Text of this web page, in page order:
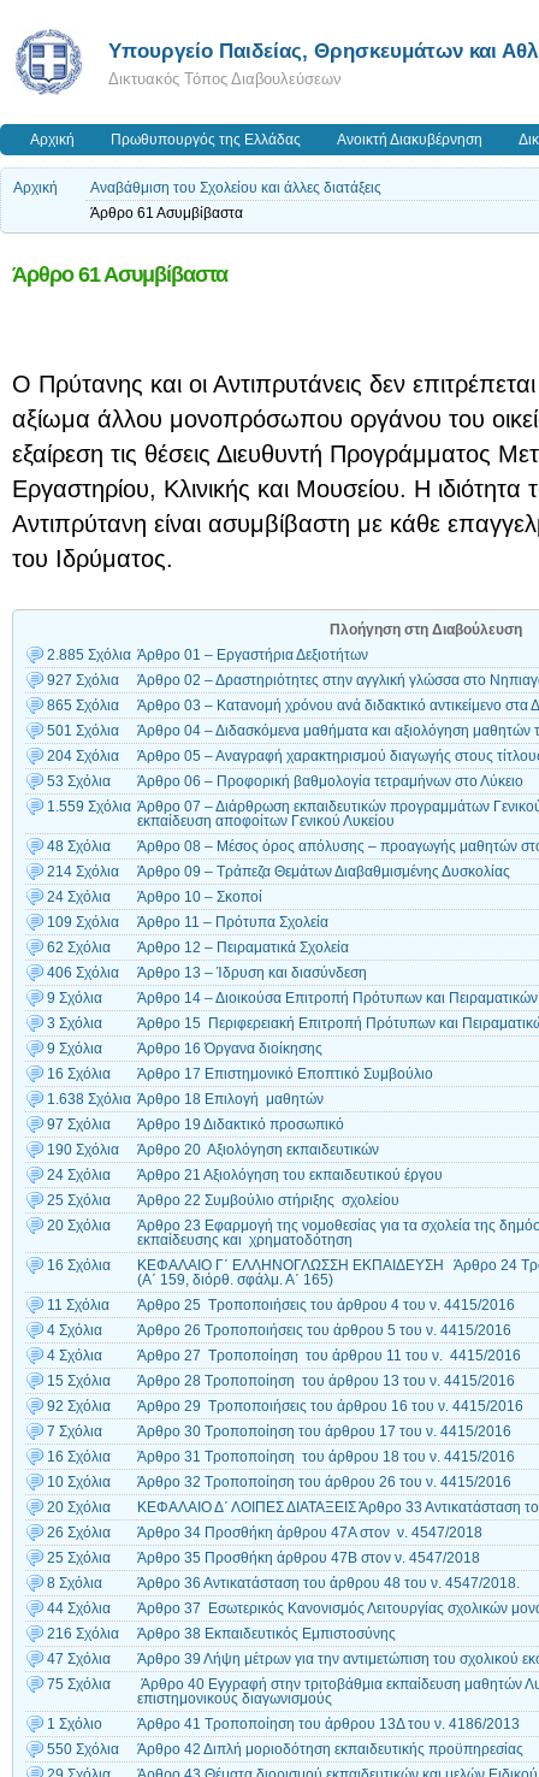
Υπουργείο Παιδείας, Θρησκευμάτων και
Δικτυακός Τόπος Διαβουλεύσεων
Αρχική Πρωθυπουργός της Ελλάδας Ανοικτή Διακυβέρνηση
Αρχική
Αναβάθμιση του Σχολείου και άλλες διατάξεις
Άρθρο 61 Ασυμβίβαστα
Άρθρο 61 Ασυμβίβαστα
Ο Πρύτανης και οι Αντιπρυτάνεις δεν
αξίωμα άλλου μονοπρόσωπου οργάνου του
εξαίρεση τις θέσεις Διευθυντή Προγράμματος
Εργαστηρίου, Κλινικής και Μουσείου. Η ιδιότητα
Αντιπρύτανη είναι ασυμβίβαστη με κάθε
του Ιδρύματος.
Πλοήγηση στη Διαβούλευση
2.885 Σχόλια Άρθρο 01 – Εργαστήρια Δεξιοτήτων
927 Σχόλια
Άρθρο 02 – Δραστηριότητες στην αγγλική γλώσσα στο
865 Σχόλια
Άρθρο 03 – Κατανομή χρόνου ανά διδακτικό αντικείμενο στα
501 Σχόλια
Άρθρο 04 – Διδασκόμενα μαθήματα και αξιολόγηση μαθητών
204 Σχόλια
Άρθρο 05 – Αναγραφή χαρακτηρισμού διαγωγής στους
53 Σχόλια
Άρθρο 06 – Προφορική βαθμολογία τετραμήνων στο Λύκειο
1.559 Σχόλια Άρθρο 07 – Διάρθρωση εκπαιδευτικών προγραμμάτων Γενικού
εκπαίδευση αποφοίτων Γενικού Λυκείου
48 Σχόλια
Άρθρο 08 – Μέσος όρος απόλυσης – προαγωγής μαθητών στο
214 Σχόλια
Άρθρο 09 – Τράπεζα Θεμάτων Διαβαθμισμένης Δυσκολίας
24 Σχόλια
Άρθρο 10 – Σκοποί
109 Σχόλια
Άρθρο 11 – Πρότυπα Σχολεία
62 Σχόλια
Άρθρο 12 – Πειραματικά Σχολεία
406 Σχόλια
Άρθρο 13 – Ίδρυση και διασύνδεση
9 Σχόλια
Άρθρο 14 – Διοικούσα Επιτροπή Πρότυπων και Πειραματικών
3 Σχόλια
Άρθρο 15 Περιφερειακή Επιτροπή Πρότυπων και
9 Σχόλια
Άρθρο 16 Όργανα διοίκησης
16 Σχόλια
Άρθρο 17 Επιστημονικό Εποπτικό Συμβούλιο
1.638 Σχόλια Άρθρο 18 Επιλογή μαθητών
97 Σχόλια
Άρθρο 19 Διδακτικό προσωπικό
190 Σχόλια
Άρθρο 20 Αξιολόγηση εκπαιδευτικών
24 Σχόλια
Άρθρο 21 Αξιολόγηση του εκπαιδευτικού έργου
25 Σχόλια
Άρθρο 22 Συμβούλιο στήριξης σχολείου
20 Σχόλια
Άρθρο 23 Εφαρμογή της νομοθεσίας για τα σχολεία της
εκπαίδευσης και χρηματοδότηση
16 Σχόλια
ΚΕΦΑΛΑΙΟ Γ΄ ΕΛΛΗΝΟΓΛΩΣΣΗ ΕΚΠΑΙΔΕΥΣΗ Άρθρο 24
(Α΄ 159, διόρθ. σφάλμ. Α΄ 165)
11 Σχόλια
Άρθρο 25 Τροποποιήσεις του άρθρου 4 του ν. 4415/2016
4 Σχόλια
Άρθρο 26 Τροποποιήσεις του άρθρου 5 του ν. 4415/2016
4 Σχόλια
Άρθρο 27 Τροποποίηση του άρθρου 11 του ν. 4415/2016
15 Σχόλια
Άρθρο 28 Τροποποίηση του άρθρου 13 του ν. 4415/2016
92 Σχόλια
Άρθρο 29 Τροποποιήσεις του άρθρου 16 του ν. 4415/2016
7 Σχόλια
Άρθρο 30 Τροποποίηση του άρθρου 17 του ν. 4415/2016
16 Σχόλια
Άρθρο 31 Τροποποίηση του άρθρου 18 του ν. 4415/2016
10 Σχόλια
Άρθρο 32 Τροποποίηση του άρθρου 26 του ν. 4415/2016
20 Σχόλια
ΚΕΦΑΛΑΙΟ Δ΄ ΛΟΙΠΕΣ ΔΙΑΤΑΞΕΙΣ Άρθρο 33 Αντικατάσταση
26 Σχόλια
Άρθρο 34 Προσθήκη άρθρου 47Α στον ν. 4547/2018
25 Σχόλια
Άρθρο 35 Προσθήκη άρθρου 47Β στον ν. 4547/2018
8 Σχόλια
Άρθρο 36 Αντικατάσταση του άρθρου 48 του ν. 4547/2018.
44 Σχόλια
Άρθρο 37 Εσωτερικός Κανονισμός Λειτουργίας σχολικών
216 Σχόλια
Άρθρο 38 Εκπαιδευτικός Eμπιστοσύνης
47 Σχόλια
Άρθρο 39 Λήψη μέτρων για την αντιμετώπιση του σχολικού
75 Σχόλια
Άρθρο 40 Εγγραφή στην τριτοβάθμια εκπαίδευση μαθητών
επιστημονικούς διαγωνισμούς
1 Σχόλιο
Άρθρο 41 Τροποποίηση του άρθρου 13Δ του ν. 4186/2013
550 Σχόλια
Άρθρο 42 Διπλή μοριοδότηση εκπαιδευτικής προϋπηρεσίας
29 Σχόλια
Άρθρο 43 Θέματα διορισμού εκπαιδευτικών και μελών